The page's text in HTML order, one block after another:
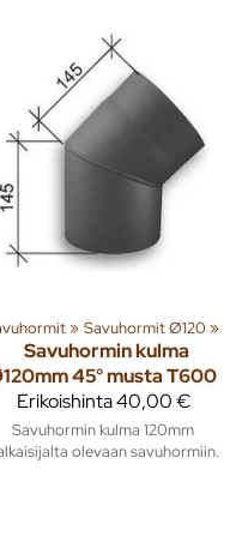
‪» Savuhormit Ø120 ‪»
Savuhormin kulma
45° musta T600
Erikoishinta40,00 €
Savuhormin kulma 120mm
olevaan savuhormiin.